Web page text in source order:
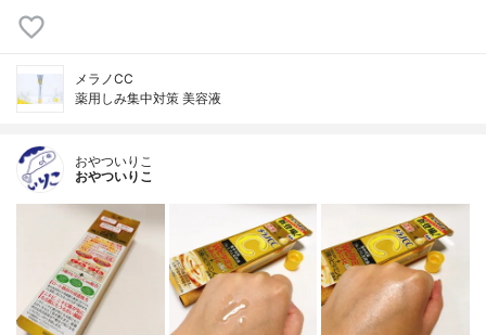
メラノCC
薬用しみ集中対策 美容液
おやついりこ
おやついりこ